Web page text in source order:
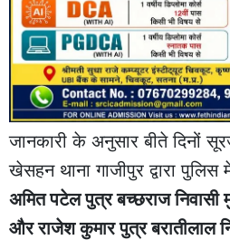
जानकारी के अनुसार बीते दिनों
खेसहन थाना गाजीपुर द्वारा
अमित पटेल पुत्र बच्छराज निवासी
और राजेश कुमार पुत्र बरातीलाल